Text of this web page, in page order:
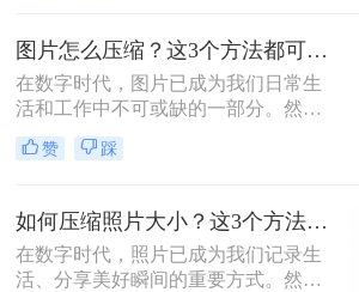
便。因此，学会图片怎么压缩500kb
以下，对于提高文件处理效率至关重
要。下面将为您介绍三种实用的图片
压缩方法。
图片怎么压缩？这3个方法都可以！赶紧试试！
在数字时代，图片已成为我们日常生
活和工作中不可或缺的一部分。然
而，随着图片质量的提升，图片文件
的大小也随之增大，给存储、传输和
么压缩呢？本文将介绍三种实用的图
片压缩方法，帮助您轻松减小图片文
件大小，同时保持图片的清晰度。
赞 踩
如何压缩照片大小？这3个方法都可以！赶紧试试！
在数字时代，照片已成为我们记录生
活、分享美好瞬间的重要方式。然